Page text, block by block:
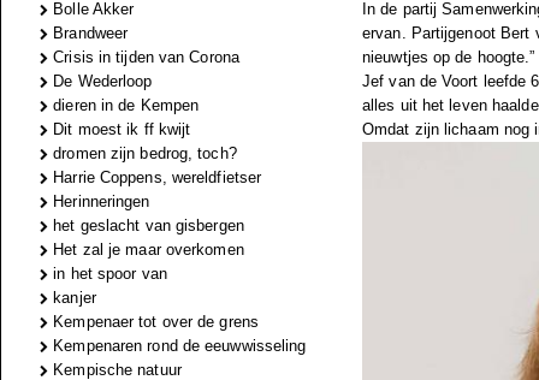
Bolle Akker
Brandweer
Crisis in tijden van Corona
De Wederloop
dieren in de Kempen
Dit moest ik ff kwijt
dromen zijn bedrog, toch?
Harrie Coppens, wereldfietser
Herinneringen
het geslacht van gisbergen
Het zal je maar overkomen
in het spoor van
kanjer
Kempenaer tot over de grens
Kempenaren rond de eeuwwisseling
Kempische natuur
In de partij
ervan. Partijgenoot Bert
nieuwtjes op de hoogte.”
Jef van de Voort leefde
alles uit het leven
Omdat zijn lichaam nog